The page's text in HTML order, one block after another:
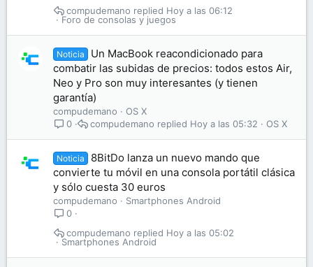
Foro de consolas y juegos
Hoy a las 06:12
compudemano
Noticia
Un MacBook reacondicionado para
combatir las subidas de precios: todos estos Air,
Neo y Pro son muy interesantes (y tienen
garantía)
compudemano
OS X
0
OS X
Hoy a las 05:32
compudemano
Noticia
8BitDo lanza un nuevo mando que
convierte tu móvil en una consola portátil clásica
y sólo cuesta 30 euros
compudemano
Smartphones Android
0
Smartphones Android
Hoy a las 05:02
compudemano